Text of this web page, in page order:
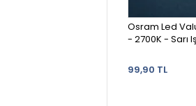
Osram Led
- 2700K - Sarı
99,90 TL